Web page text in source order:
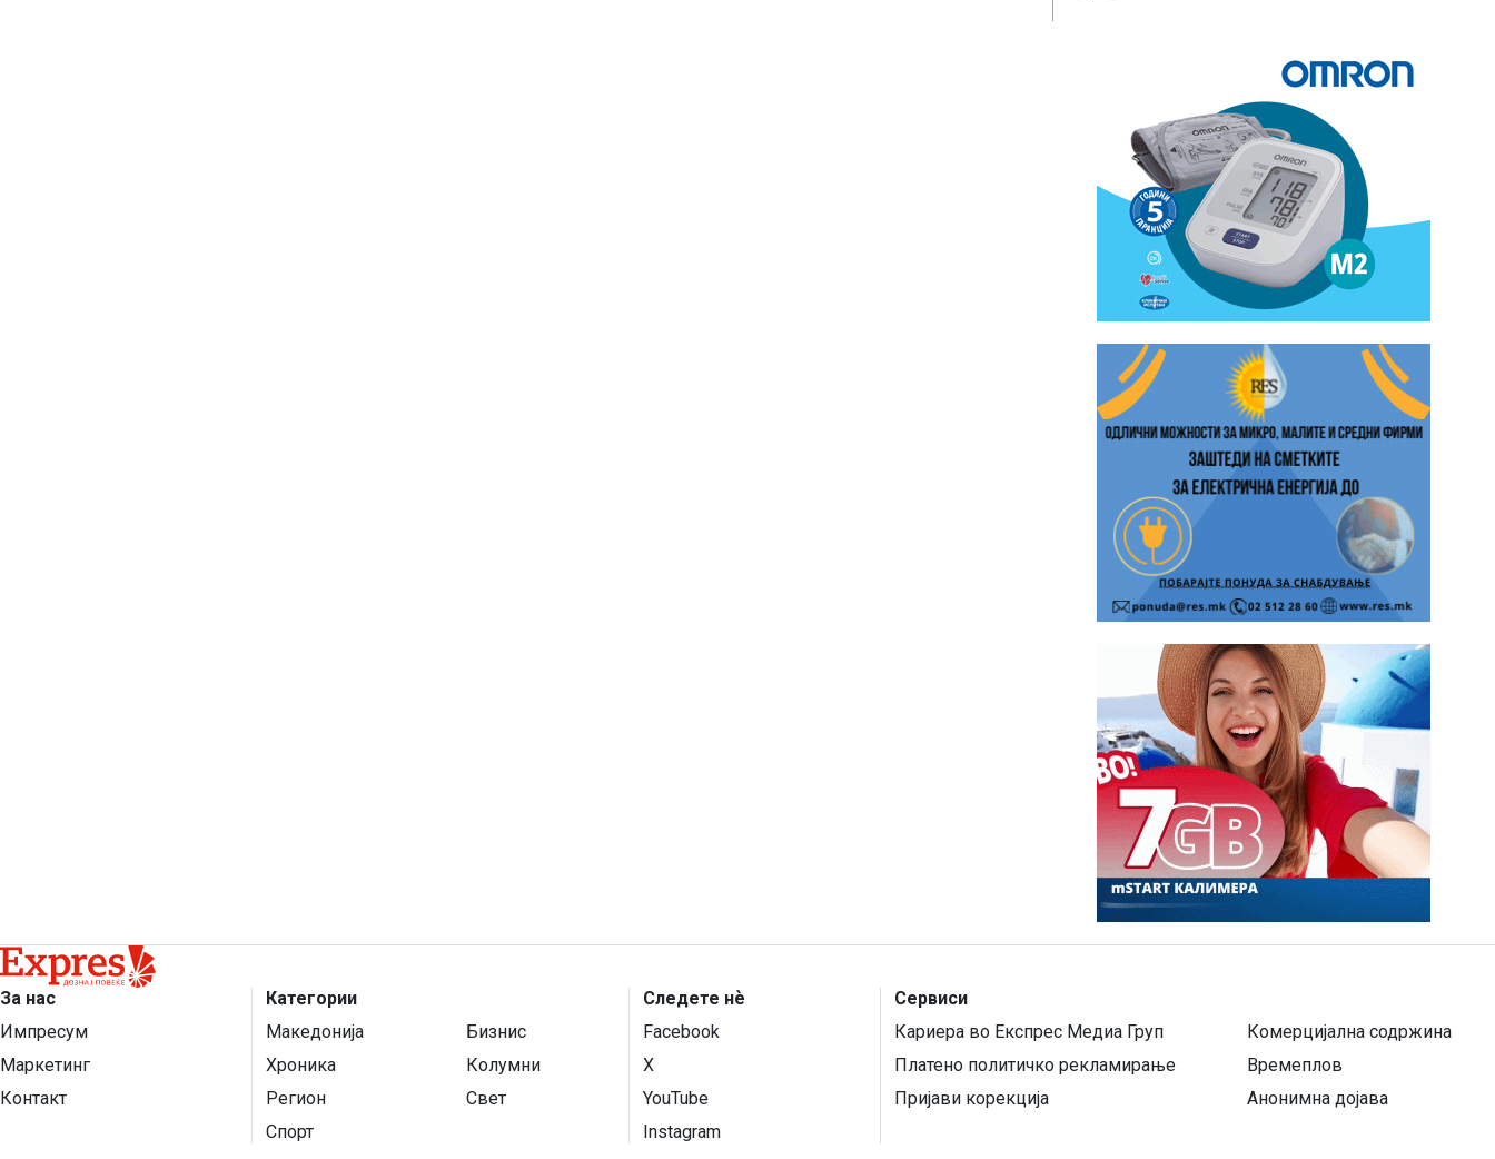
За нас
Импресум
Маркетинг
Контакт
Категории
Македонија
Бизнис
Хроника
Колумни
Регион
Свет
Спорт
Следете нѐ
Facebook
X
YouTube
Instagram
Сервиси
Кариера во Експрес Медиа Груп
Комерцијална содржина
Платено политичко рекламирање
Времеплов
Пријави корекција
Анонимна дојава